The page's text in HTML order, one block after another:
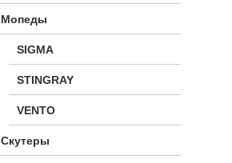
Мопеды
SIGMA
STINGRAY
VENTO
Скутеры